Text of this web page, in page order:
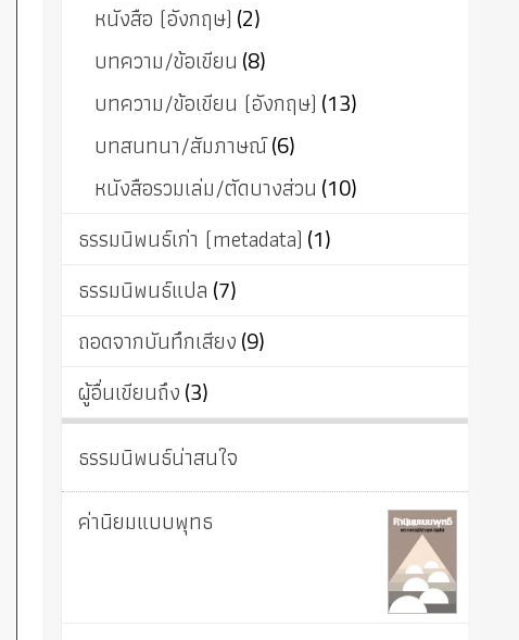
หนังสือ (อังกฤษ) (2)
บทความ/ข้อเขียน (8)
บทความ/ข้อเขียน (อังกฤษ) (13)
บทสนทนา/สัมภาษณ์(6)
หนังสือรวมเล่ม/ตัดบางส่วน (10)
ธรรมนิพนธ์เก่า (metadata) (1)
ธรรมนิพนธ์แปล (7)
ถอดจากบันทึกเสียง(9)
ผู้อื่นเขียนถึง(3)
ธรรมนิพนธ์น่าสนใจ
ค่านิยมแบบพุทธ